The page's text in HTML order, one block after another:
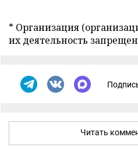
* Организация
их деятельность
Читать